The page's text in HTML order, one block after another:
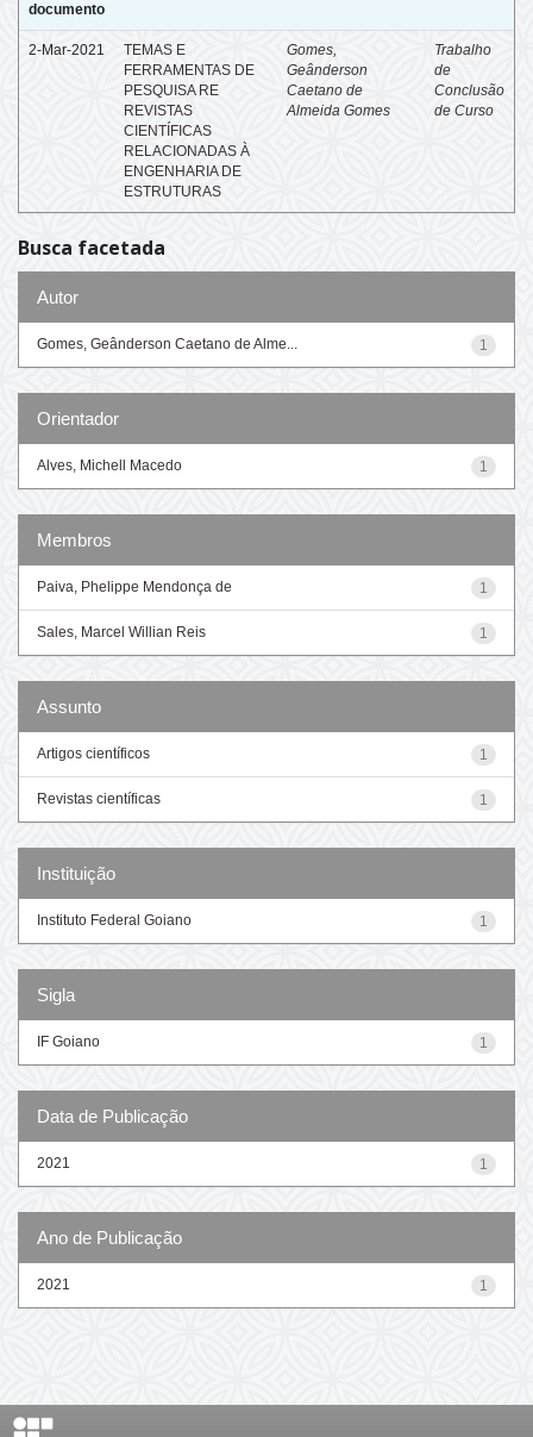
documento
2-Mar-2021
TEMAS E
FERRAMENTAS DE
PESQUISA RE
REVISTAS
CIENTÍFICAS
RELACIONADAS À
ENGENHARIA DE
ESTRUTURAS
Gomes,
Geânderson
Caetano de
Almeida Gomes
Trabalho
de
Conclusão
de Curso
Busca facetada
Autor
1
Gomes, Geânderson Caetano de Alme...
Orientador
1
Alves, Michell Macedo
Membros
1
Paiva, Phelippe Mendonça de
1
Sales, Marcel Willian Reis
Assunto
1
Artigos científicos
1
Revistas científicas
Instituição
1
Instituto Federal Goiano
Sigla
1
IF Goiano
Data de Publicação
1
2021
Ano de Publicação
1
2021